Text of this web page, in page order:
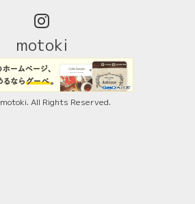
motoki
motoki. All Rights Reserved.